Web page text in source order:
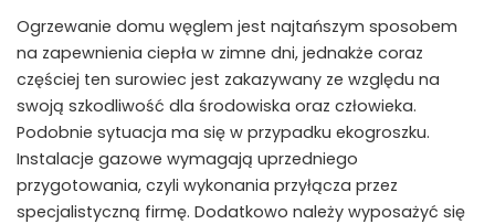
Ogrzewanie domu węglem jest najtańszym sposobem
na zapewnienia ciepła w zimne dni, jednakże coraz
częściej ten surowiec jest zakazywany ze względu na
swoją szkodliwość dla środowiska oraz człowieka.
Podobnie sytuacja ma się w przypadku ekogroszku.
Instalacje gazowe wymagają uprzedniego
przygotowania, czyli wykonania przyłącza przez
specjalistyczną firmę. Dodatkowo należy wyposażyć się